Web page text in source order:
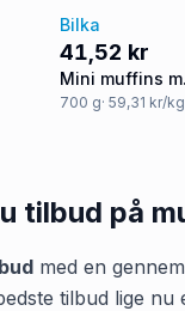
Bilka
41,52 kr
Mini muffins
700 g· 59,31 kr/kg
tilbud på
med en
tilbud lige nu